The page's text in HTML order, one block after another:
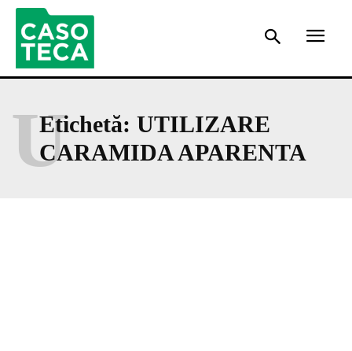
Etichetă: UTILIZARE
CARAMIDA APARENTA
U